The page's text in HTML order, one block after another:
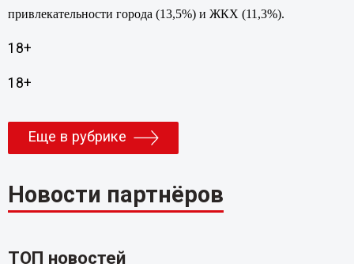
привлекательности города (13,5%) и ЖКХ (11,3%).
18+
18+
Еще в рубрике
Новости партнёров
ТОП новостей